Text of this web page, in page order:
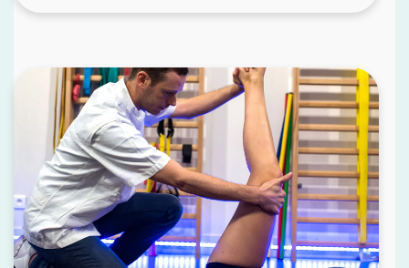
8 Av. de Camoens 75116 Paris
8 Av. de Camoens 75116 Paris
01 42 15 22 46
Prenez RDV sur
Prenez RDV sur
IK PARIS 15 – SÉGUR